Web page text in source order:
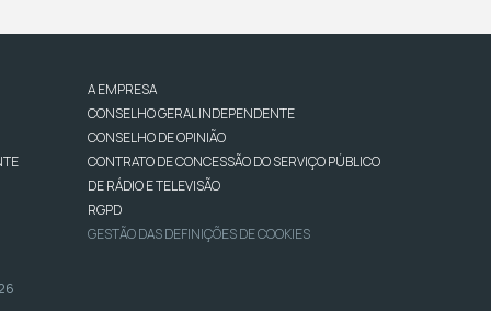
A EMPRESA
CONSELHO GERAL INDEPENDENTE
CONSELHO DE OPINIÃO
CONTRATO DE CONCESSÃO DO SERVIÇO PÚBLICO
DE RÁDIO E TELEVISÃO
RGPD
GESTÃO DAS DEFINIÇÕES DE COOKIES